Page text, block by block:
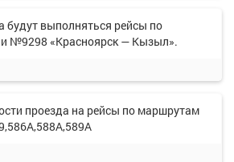
будут выполняться рейсы по
№9298 «Красноярск — Кызыл».
проезда на рейсы по маршрутам